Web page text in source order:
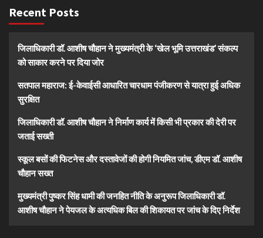
Recent Posts
जिलाधिकारी डॉ. आशीष चौहान ने मुख्यमंत्री के ‘खेल भूमि उत्तराखंड’ संकल्प
को साकार करने पर दिया जोर
सतपाल महाराज: ई-केवाईसी आधारित चारधाम पंजीकरण से यात्रा हुई अधिक
सुरक्षित
जिलाधिकारी डॉ. आशीष चौहान ने निर्माण कार्य में किसी भी प्रकार की देरी पर
जताई सख्ती
स्कूल बसों की फिटनेस और दस्तावेजों की होगी नियमित जांच, डीएम डॉ. आशीष
चौहान सख्त
मुख्यमंत्री पुष्कर सिंह धामी की जनहित नीति के अनुरूप जिलाधिकारी डॉ.
आशीष चौहान ने पेयजल के अत्यधिक बिल की शिकायत पर जांच के दिए निर्देश